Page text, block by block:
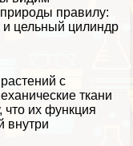
правилу:
и цельный цилиндр
с
ткани
их функция
внутри